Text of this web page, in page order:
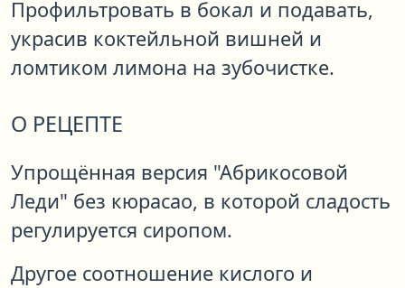
Профильтровать в бокал и подавать,
украсив коктейльной вишней и
ломтиком лимона на зубочистке.
О РЕЦЕПТЕ
Упрощённая версия "Абрикосовой
Леди" без кюрасао, в которой сладость
регулируется сиропом.
Другое соотношение кислого и